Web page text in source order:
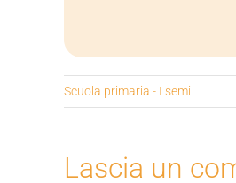
Scuola primaria - I semi
Lascia un